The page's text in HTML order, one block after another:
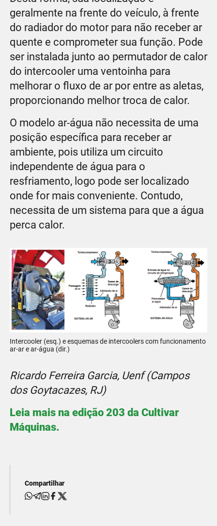
geralmente na frente do veículo, à frente
do radiador do motor para não receber ar
quente e comprometer sua função. Pode
ser instalada junto ao permutador de calor
do intercooler uma ventoinha para
melhorar o fluxo de ar por entre as aletas,
proporcionando melhor troca de calor.
O modelo ar-água não necessita de uma
posição específica para receber ar
ambiente, pois utiliza um circuito
independente de água para o
resfriamento, logo pode ser localizado
onde for mais conveniente. Contudo,
necessita de um sistema para que a água
perca calor.
Intercooler (esq.) e esquemas de intercoolers com funcionamento
ar-ar e ar-água (dir.)
Ricardo Ferreira Garcia, Uenf (Campos
dos Goytacazes, RJ)
Leia mais na edição 203 da Cultivar
Máquinas.
Compartilhar